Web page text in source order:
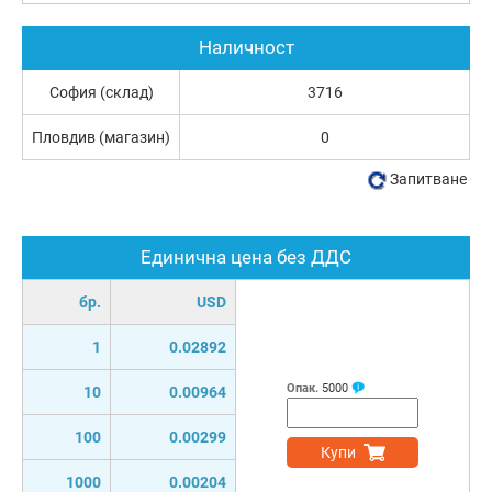
Единична цена без ДДС
бр. USD
1 0.02892
10 0.00964
100 0.00299
1000 0.00204
Опак. 5000
Купи
Наличност
София (склад) 3716
Пловдив (магазин) 0
Запитване